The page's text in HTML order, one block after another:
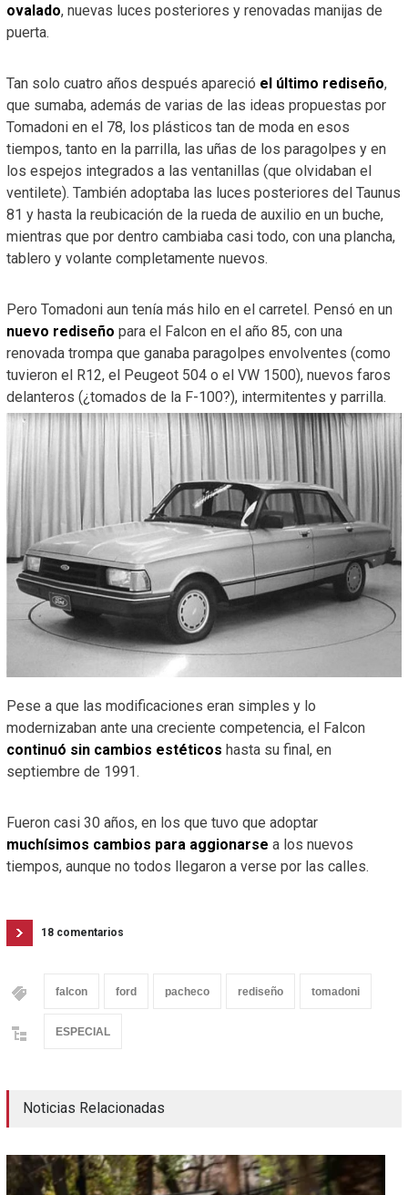
ovalado, nuevas luces posteriores y renovadas manijas de
puerta.
Tan solo cuatro años después apareció el último rediseño,
que sumaba, además de varias de las ideas propuestas por
Tomadoni en el 78, los plásticos tan de moda en esos
tiempos, tanto en la parrilla, las uñas de los paragolpes y en
los espejos integrados a las ventanillas (que olvidaban el
ventilete). También adoptaba las luces posteriores del Taunus
81 y hasta la reubicación de la rueda de auxilio en un buche,
mientras que por dentro cambiaba casi todo, con una plancha,
tablero y volante completamente nuevos.
Pero Tomadoni aun tenía más hilo en el carretel. Pensó en un
nuevo rediseño para el Falcon en el año 85, con una
renovada trompa que ganaba paragolpes envolventes (como
tuvieron el R12, el Peugeot 504 o el VW 1500), nuevos faros
delanteros (¿tomados de la F-100?), intermitentes y parrilla.
Pese a que las modificaciones eran simples y lo
modernizaban ante una creciente competencia, el Falcon
continuó sin cambios estéticos hasta su final, en
septiembre de 1991.
Fueron casi 30 años, en los que tuvo que adoptar
muchísimos cambios para aggionarse a los nuevos
tiempos, aunque no todos llegaron a verse por las calles.
18 comentarios
falcon ford pacheco rediseño tomadoni
ESPECIAL
Noticias Relacionadas